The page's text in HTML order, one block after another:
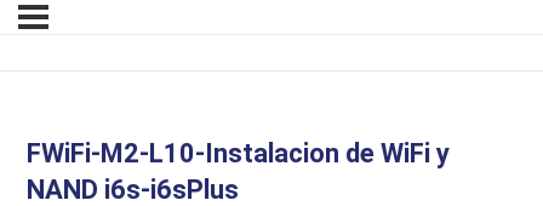
FWiFi-M2-L10-Instalacion de WiFi y
NAND i6s-i6sPlus